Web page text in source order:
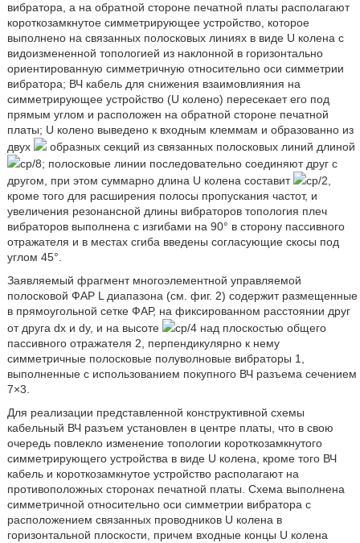
вибратора, а на обратной стороне печатной платы располагают
короткозамкнутое симметрирующее устройство, которое
выполнено на связанных полосковых линиях в виде U колена с
видоизмененной топологией из наклонной в горизонтально
ориентированную симметричную относительно оси симметрии
вибратора; ВЧ кабель для снижения взаимовлияния на
симметрирующее устройство (U колено) пересекает его под
прямым углом и расположен на обратной стороне печатной
платы; U колено выведено к входным клеммам и образованно из
двух
образных секций из связанных полосковых линий длиной
ср/8; полосковые линии последовательно соединяют друг с
другом, при этом суммарно длина U колена составит
ср/2,
кроме того для расширения полосы пропускания частот, и
увеличения резонансной длины вибраторов топология плеч
вибраторов выполнена с изгибами на 90° в сторону пассивного
отражателя и в местах сгиба введены согласующие скосы под
углом 45°.
Заявляемый фрагмент многоэлементной управляемой
полосковой ФАР L диапазона (см. фиг. 2) содержит размещенные
в прямоугольной сетке ФАР, на фиксированном расстоянии друг
от друга dx и dy, и на высоте
ср/4 над плоскостью общего
пассивного отражателя 2, перпендикулярно к нему
симметричные полосковые полуволновые вибраторы 1,
выполненные с использованием покупного ВЧ разъема сечением
7×3.
Для реализации представленной конструктивной схемы
кабельный ВЧ разъем установлен в центре платы, что в свою
очередь повлекло изменение топологии короткозамкнутого
симметрирующего устройства в виде U колена, кроме того ВЧ
кабель и короткозамкнутое устройство располагают на
противоположных сторонах печатной платы. Схема выполнена
симметричной относительно оси симметрии вибратора с
расположением связанных проводников U колена в
горизонтальной плоскости, причем входные концы U колена